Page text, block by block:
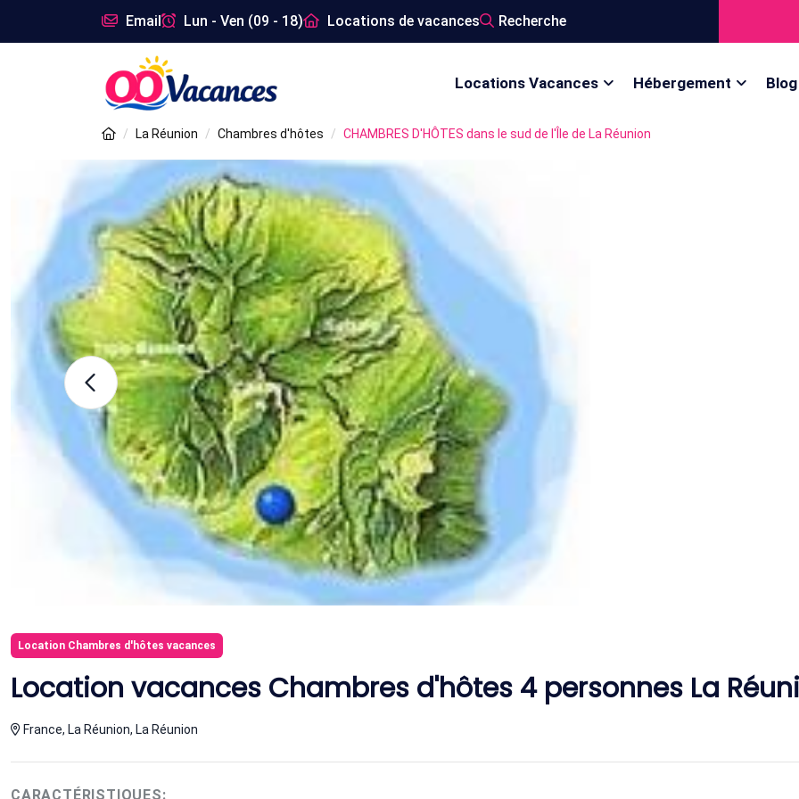
Email Lun - Ven (09 - 18) Locations de vacances Recherche
Locations Vacances Hébergement Blog
La Réunion Chambres d'hôtes CHAMBRES D'HÔTES dans le sud de l'Île de La Réunion
Location Chambres d'hôtes vacances
Location vacances Chambres d'hôtes 4 personnes La
France, La Réunion, La Réunion
CARACTÉRISTIQUES: